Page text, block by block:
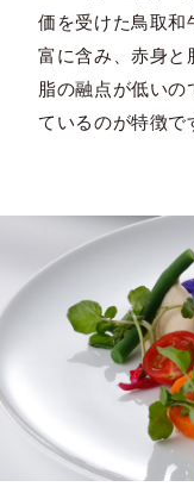
価を受けた鳥取和
富に含み、赤身と
脂の融点が低いの
ているのが特徴で